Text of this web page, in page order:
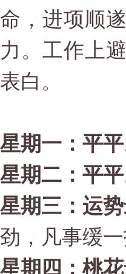
命，进项顺
力。工作上
表白。
星期一：平平
星期二：平平
星期三：运
劲，凡事缓一
星期四：桃